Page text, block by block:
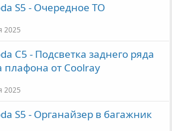
S5 - Очередное ТО
2025
C5 - Подсветка заднего ряда
плафона от Coolray
2025
S5 - Органайзер в багажник